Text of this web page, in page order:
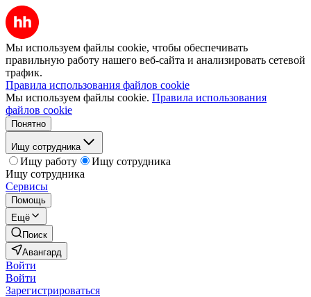
Мы используем файлы cookie, чтобы обеспечивать
правильную работу нашего веб-сайта и анализировать сетевой
трафик.
Правила использования файлов cookie
Мы используем файлы cookie. Правила использования
файлов cookie
Понятно
Ищу сотрудника
Ищу работу
Ищу сотрудника
Ищу сотрудника
Сервисы
Помощь
Ещё
Поиск
Авангард
Войти
Войти
Зарегистрироваться